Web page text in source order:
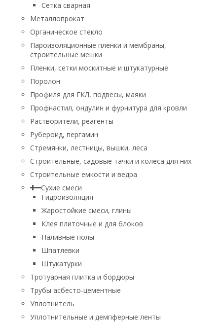
Сетка сварная
Металлопрокат
Органическое стекло
Пароизоляционные пленки и мембраны,
строительные мешки
Пленки, сетки москитные и штукатурные
Поролон
Профиля для ГКЛ, подвесы, маяки
Профнастил, ондулин и фурнитура для кровли
Растворители, реагенты
Рубероид, пергамин
Стремянки, лестницы, вышки, леса
Строительные, садовые тачки и колеса для них
Строительные емкости и ведра
Сухие смеси
Гидроизоляция
Жаростойкие смеси, глины
Клея плиточные и для блоков
Наливные полы
Шпатлевки
Штукатурки
Тротуарная плитка и бордюры
Трубы асбесто-цементные
Уплотнитель
Уплотнительные и демпферные ленты